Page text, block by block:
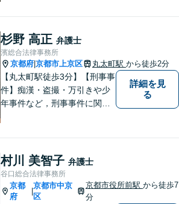
う、これまでの経験を活かし
弁護してまいります。お一人
お一人の心情に寄り添いま
す。まずはご相談ください。
【完全個室】
杉野 高正 弁護士
濱総合法律事務所
京都府 京都市上京区 丸太町駅 から徒歩2分
【丸太町駅徒歩3分】【刑事事
件】痴漢・盗撮・万引きや少
年事件など，刑事事件に関す
ります。家族が逮捕されてし
まった場合もご相談くださ
い。初回接見サービスも行っ
ています。
詳細を見
る
村川 美智子 弁護士
谷口総合法律事務所
京都
府
京都市中京
区
京都市役所前駅から徒歩7
分